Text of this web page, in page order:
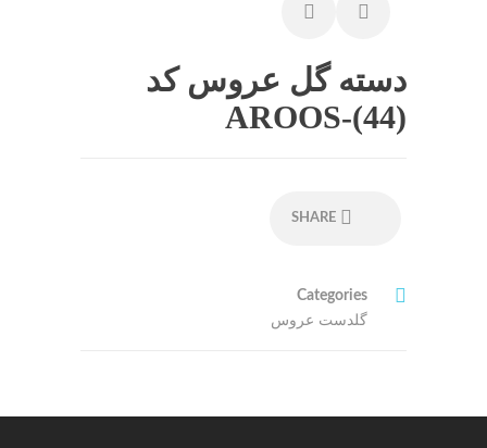
دسته گل عروس کد
AROOS-(44)
SHARE
Categories
گلدست عروس